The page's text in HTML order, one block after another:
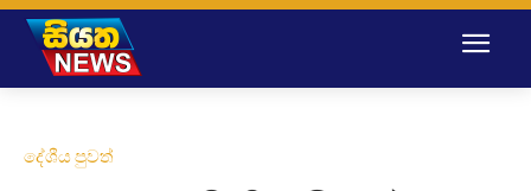
දේශීය පුවත්